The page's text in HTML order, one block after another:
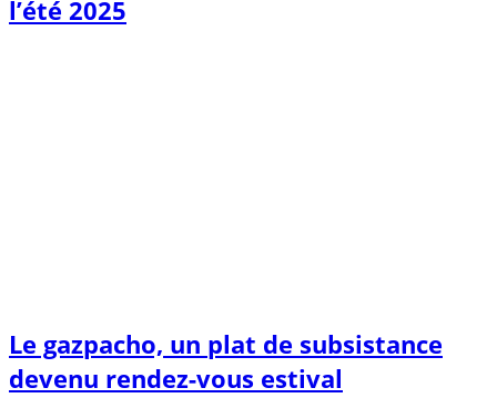
l’été 2025
Le gazpacho, un plat de subsistance
devenu rendez-vous estival